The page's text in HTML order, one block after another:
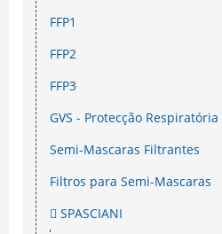
FFP1
FFP2
FFP3
GVS - Protecção Respiratória
Semi-Mascaras Filtrantes
Filtros para Semi-Mascaras
SPASCIANI